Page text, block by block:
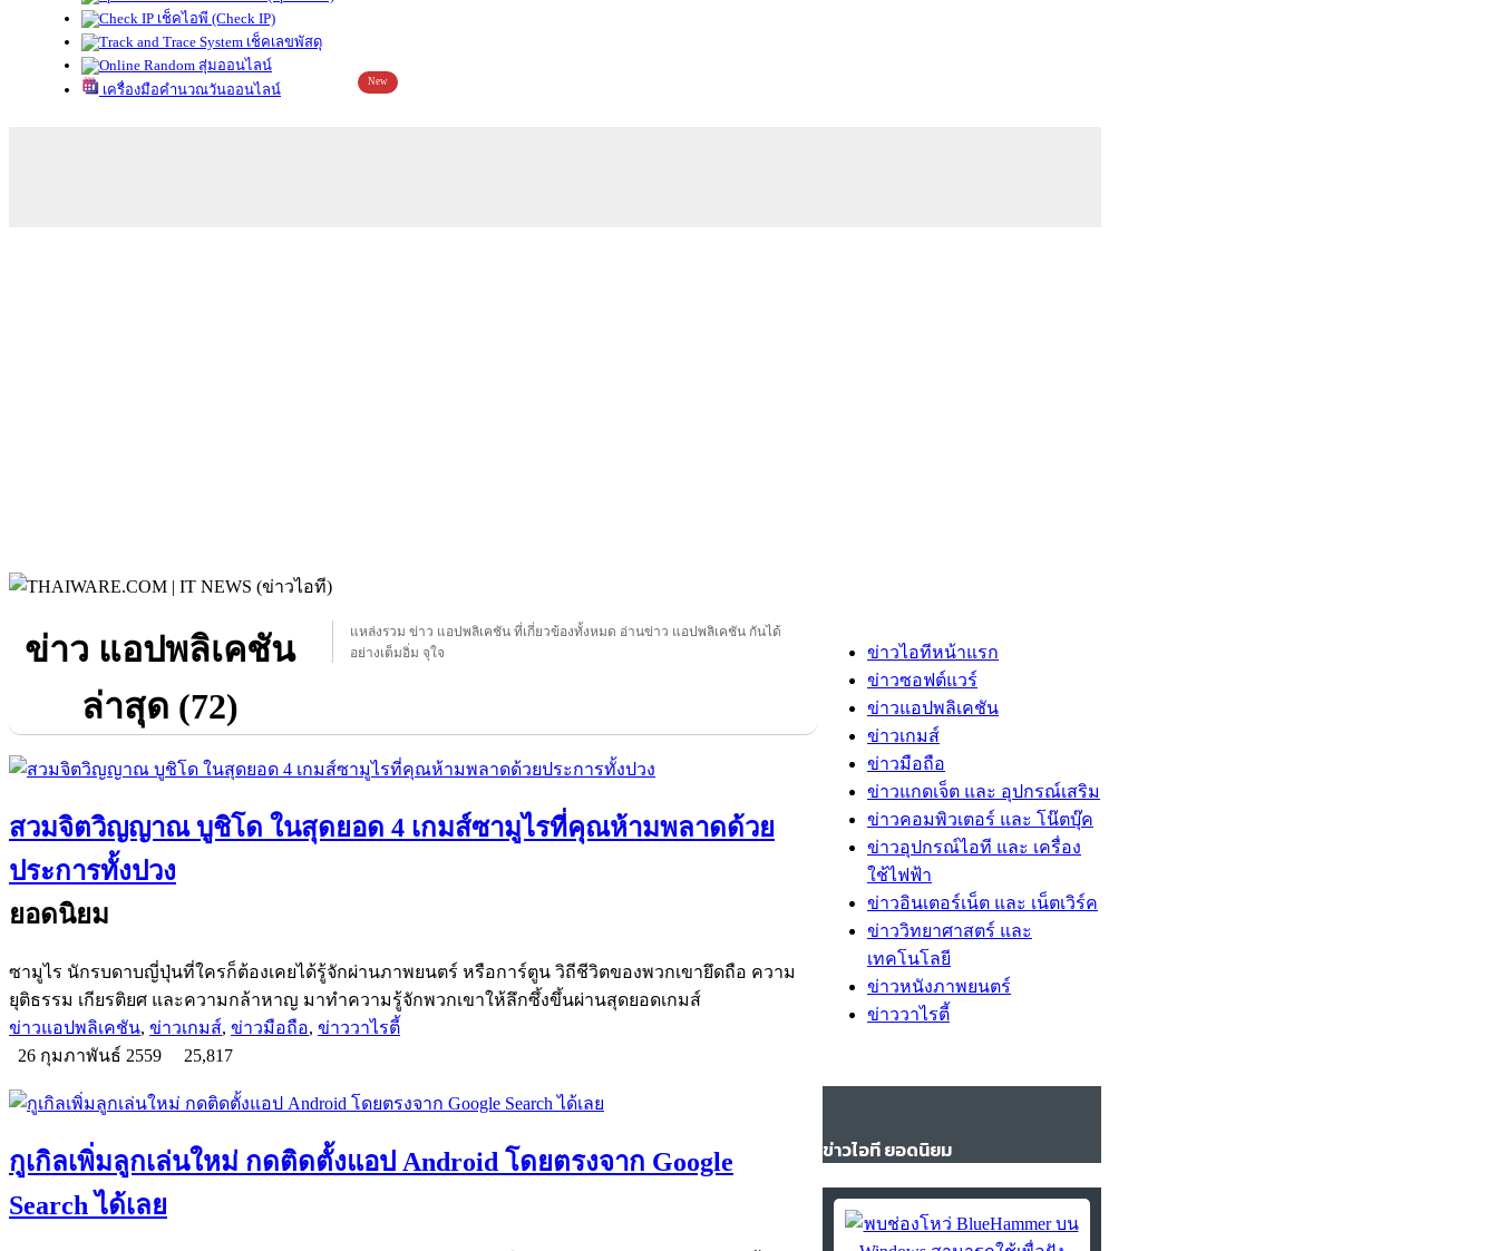
เช็คไอพี (Check IP)
เช็คเลขพัสดุ
สุ่มออนไลน์
เครื่องมือคำนวณวันออนไลน์
New
ข่าว แอปพลิเคชัน
ล่าสุด (72)
แหล่งรวม ข่าว แอปพลิเคชัน ที่เกี่ยวข้องทั้งหมด อ่านข่าว แอปพลิเคชัน กันได้
อย่างเต็มอิ่ม จุใจ
สวมจิตวิญญาณ บูชิโด ในสุดยอด 4 เกมส์ซามูไรที่คุณห้ามพลาดด้วย
ประการทั้งปวง
ยอดนิยม
ซามูไร นักรบดาบญี่ปุ่นที่ใครก็ต้องเคยได้รู้จักผ่านภาพยนตร์ หรือการ์ตูน วิถีชีวิตของพวกเขายึดถือ ความ
ยุติธรรม เกียรติยศ และความกล้าหาญ มาทำความรู้จักพวกเขาให้ลึกซึ้งขึ้นผ่านสุดยอดเกมส์
ข่าวแอปพลิเคชัน, ข่าวเกมส์, ข่าวมือถือ, ข่าววาไรตี้
26 กุมภาพันธ์ 2559
25,817
กูเกิลเพิ่มลูกเล่นใหม่ กดติดตั้งแอป Android โดยตรงจาก Google
Search ได้เลย
ข่าวไอทีหน้าแรก
ข่าวซอฟต์แวร์
ข่าวแอปพลิเคชัน
ข่าวเกมส์
ข่าวมือถือ
ข่าวแกดเจ็ต และ อุปกรณ์เสริม
ข่าวคอมพิวเตอร์ และ โน๊ตบุ๊ค
ข่าวอุปกรณ์ไอที และ เครื่อง
ใช้ไฟฟ้า
ข่าวอินเตอร์เน็ต และ เน็ตเวิร์ค
ข่าววิทยาศาสตร์ และ
เทคโนโลยี
ข่าวหนังภาพยนตร์
ข่าววาไรตี้
ข่าวไอที ยอดนิยม